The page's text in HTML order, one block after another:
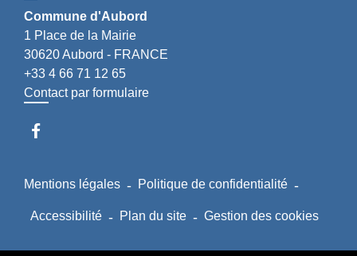
Commune d'Aubord
1 Place de la Mairie
30620 Aubord - FRANCE
+33 4 66 71 12 65
Contact par formulaire
Mentions légales - Politique de confidentialité -
Accessibilité - Plan du site - Gestion des cookies